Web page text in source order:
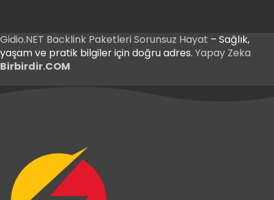
Gidio.NET Backlink Paketleri Sorunsuz Hayat – Sağlık,
yaşam ve pratik bilgiler için doğru adres. Yapay Zeka
Birbirdir.COM